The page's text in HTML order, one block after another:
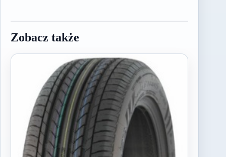
Zobacz także